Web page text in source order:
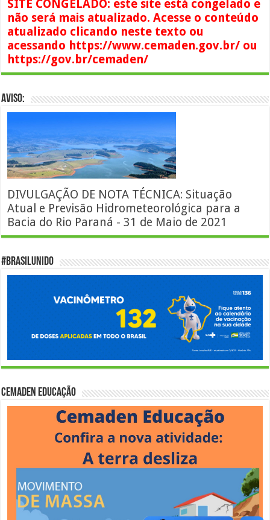
SITE CONGELADO: este site está congelado e
não será mais atualizado. Acesse o conteúdo
atualizado clicando neste texto ou
acessando https://www.cemaden.gov.br/ ou
https://gov.br/cemaden/
AVISO:
DIVULGAÇÃO DE NOTA TÉCNICA: Situação
Atual e Previsão Hidrometeorológica para a
Bacia do Rio Paraná - 31 de Maio de 2021
#BrasilUnido
Cemaden Educação